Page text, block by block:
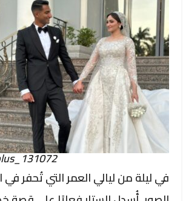
في ليلة من ليالي العمر التي تُحفر في